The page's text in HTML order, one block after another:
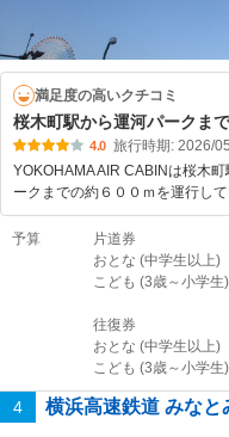
満足度の高いクチコミ
桜木町駅から運河パークま
4.0 旅行時期: 2026/05
YOKOHAMA AIR CABINは桜木
ークまでの約６００ｍを運行して
予算
片道券
おとな (中学生以
こども (3歳～小学
往復券
おとな (中学生以
こども (3歳～小学
4 横浜高速鉄道 みなと